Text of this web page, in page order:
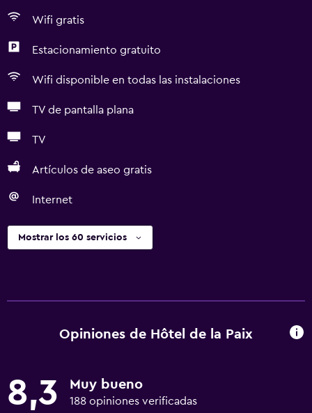
Wifi gratis
Estacionamiento gratuito
Wifi disponible en todas las instalaciones
TV de pantalla plana
TV
Artículos de aseo gratis
Internet
Mostrar los 60 servicios
Opiniones de Hôtel de la Paix
8,3 Muy bueno
188 opiniones verificadas